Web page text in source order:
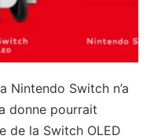
Nintendo Switch n’a
donne pourrait
de la Switch OLED